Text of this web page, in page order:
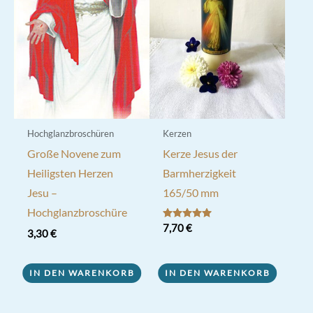
Hochglanzbroschüren
Große Novene zum
Heiligsten Herzen
Jesu –
Hochglanzbroschüre
3,30€
IN DEN WARENKORB
Kerzen
Kerze Jesus der
Barmherzigkeit
165/50 mm
Bewertet mit
5.00
7,70€
IN DEN WARENKORB